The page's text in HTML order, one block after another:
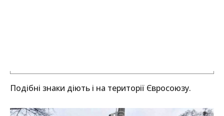
Подібні знаки діють і на території Євросоюзу.